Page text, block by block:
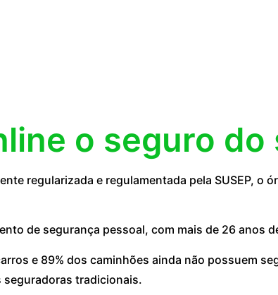
o seguro do
regularizada e regulamentada pela SUSEP,
de segurança pessoal, com mais de 26 anos
e 89% dos caminhões ainda não possuem
seguradoras tradicionais.